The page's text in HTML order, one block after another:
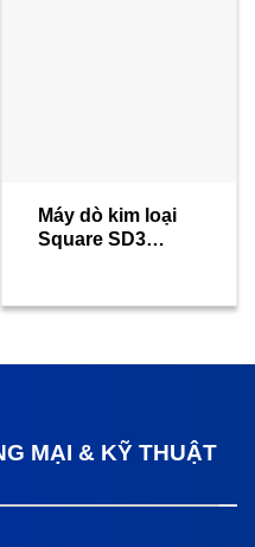
Máy dò kim loại
Square SD3
MẠI & KỸ THUẬT